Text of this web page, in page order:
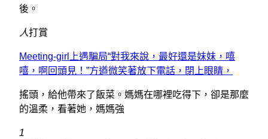
後。
人打賞
Meeting-girl上遇騙局“對我來說，最好還是妹妹，嘻
嘻，啊回頭見！”方遒微笑著放下電話，閉上眼睛，
搖頭，給他帶來了飯菜。媽媽在哪裡吃得下，卻是那麼
的溫柔，看著她，媽媽強
1